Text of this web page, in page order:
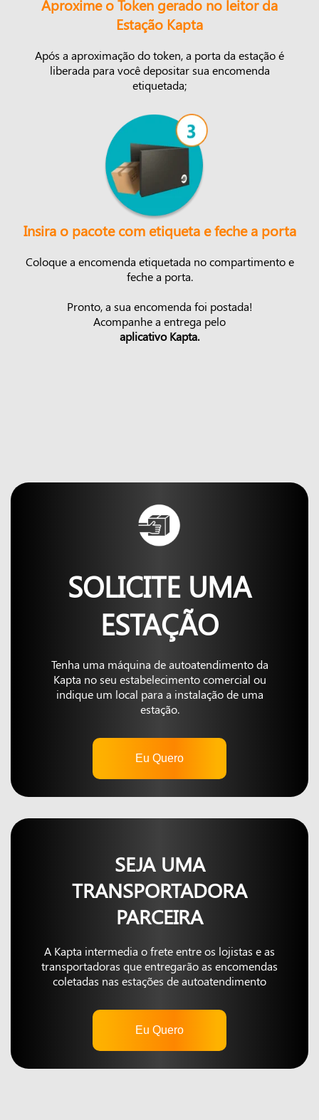
Aproxime o Token gerado no leitor da
Estação Kapta
Após a aproximação do token, a porta da estação é
liberada para você depositar sua encomenda
etiquetada;
Insira o pacote com etiqueta e feche a porta
Coloque a encomenda etiquetada no compartimento e
feche a porta.
Pronto, a sua encomenda foi postada!
Acompanhe a entrega pelo
aplicativo Kapta.
SOLICITE UMA
ESTAÇÃO
Tenha uma máquina de autoatendimento da
Kapta no seu estabelecimento comercial ou
indique um local para a instalação de uma
estação.
Eu Quero
SEJA UMA
TRANSPORTADORA
PARCEIRA
A Kapta intermedia o frete entre os lojistas e as
transportadoras que entregarão as encomendas
coletadas nas estações de autoatendimento
Eu Quero